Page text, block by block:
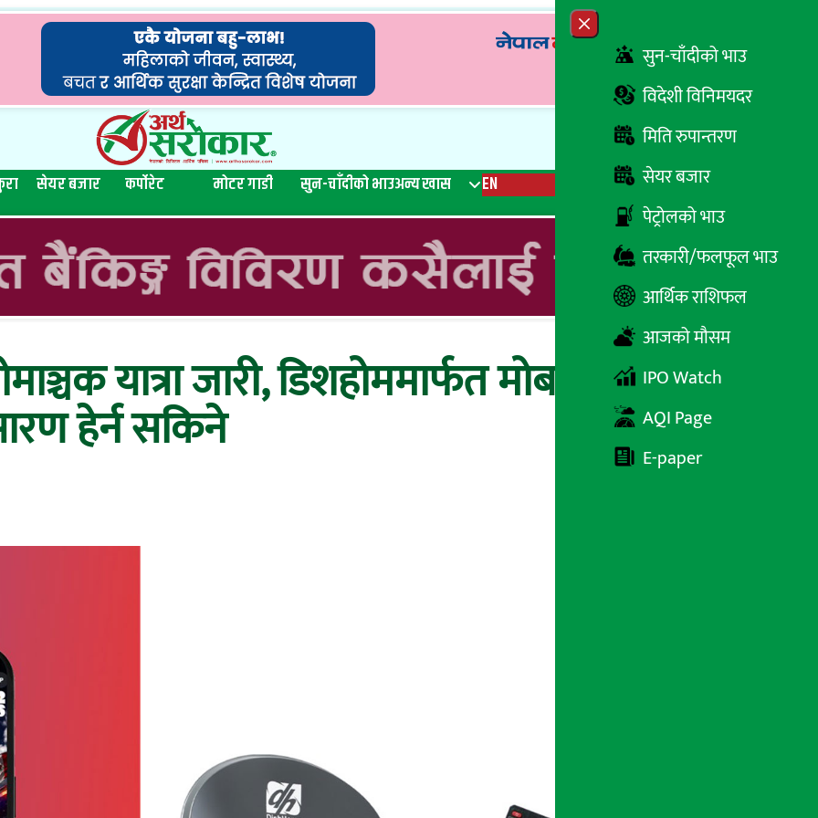
Close menu
सुन-चाँदीको भाउ
विदेशी विनिमयदर
मिति रुपान्तरण
सेयर बजार
पेट्रोलको भाउ
तरकारी/फलफूल भाउ
आर्थिक राशिफल
आजको मौसम
IPO Watch
AQI Page
E-paper
सेयर बजार कर्पोरेट मोटर गाडी सुन-चाँदीको भाउअन्य खास EN रेडियो
यात्रा जारी, डिशहोममार्फत मोबाइल र
हेर्न सकिने